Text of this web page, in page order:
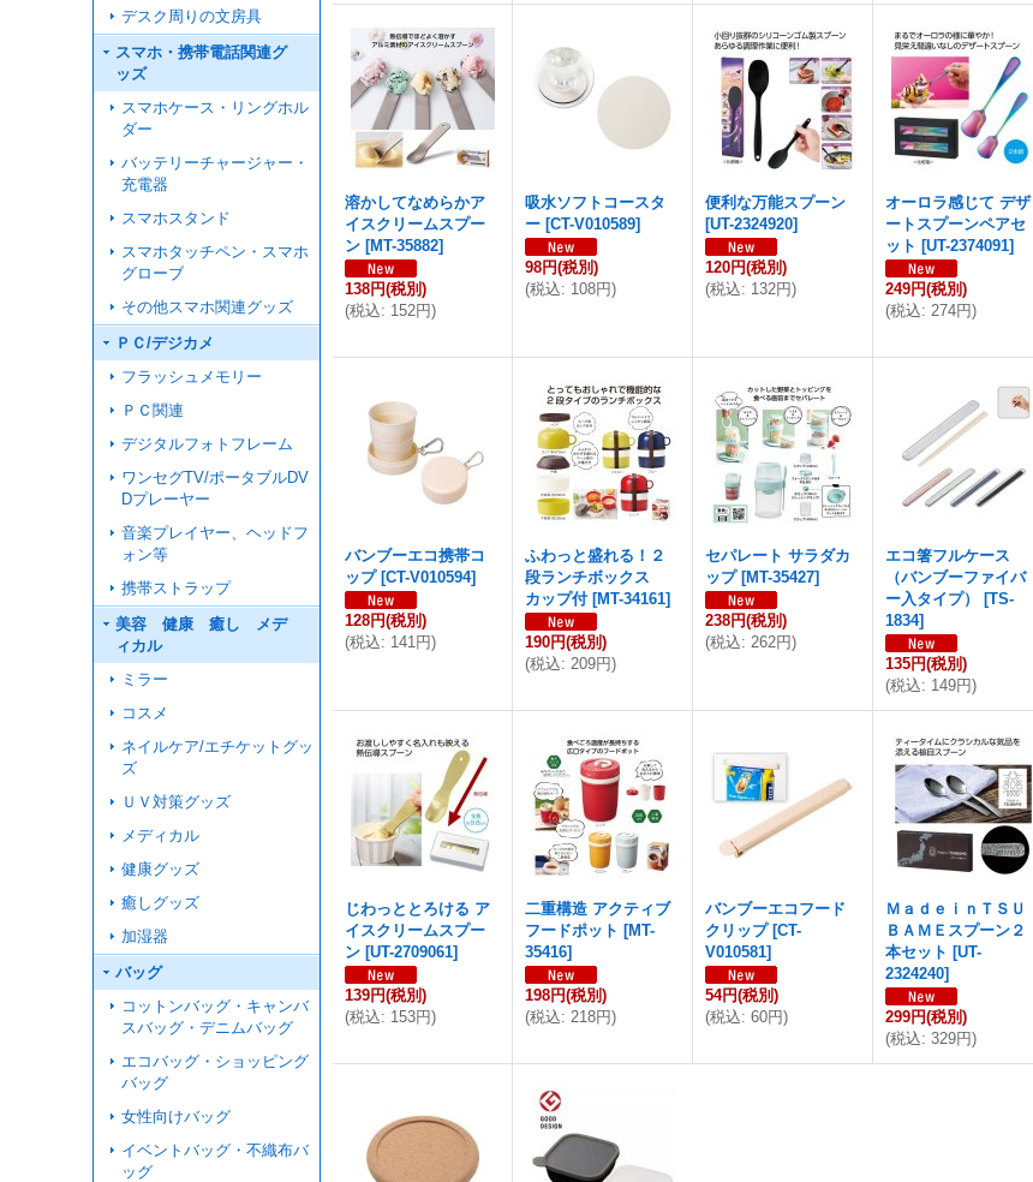
デスク周りの文房具
スマホ・携帯電話関連グ
ッズ
スマホケース・リングホル
ダー
バッテリーチャージャー・
充電器
スマホスタンド
スマホタッチペン・スマホ
グローブ
その他スマホ関連グッズ
ＰＣ/デジカメ
フラッシュメモリー
ＰＣ関連
デジタルフォトフレーム
ワンセグTV/ポータブルDV
Dプレーヤー
音楽プレイヤー、ヘッドフ
ォン等
携帯ストラップ
美容 健康 癒し メデ
ィカル
ミラー
コスメ
ネイルケア/エチケットグッ
ズ
ＵＶ対策グッズ
メディカル
健康グッズ
癒しグッズ
加湿器
バッグ
コットンバッグ・キャンバ
スバッグ・デニムバッグ
エコバッグ・ショッピング
バッグ
女性向けバッグ
イベントバッグ・不織布バ
ッグ
溶かしてなめらかア
イスクリームスプー
ン [MT-35882]
138円(税別)
(税込: 152円)
吸水ソフトコースタ
ー [CT-V010589]
98円(税別)
(税込: 108円)
便利な万能スプーン
[UT-2324920]
120円(税別)
(税込: 132円)
オーロラ感じて デザ
ートスプーンペアセ
ット [UT-2374091]
249円(税別)
(税込: 274円)
バンブーエコ携帯コ
ップ [CT-V010594]
128円(税別)
(税込: 141円)
ふわっと盛れる！２
段ランチボックス
カップ付 [MT-34161]
190円(税別)
(税込: 209円)
セパレート サラダカ
ップ [MT-35427]
238円(税別)
(税込: 262円)
エコ箸フルケース
（バンブーファイバ
ー入タイプ）
[TS-
1834]
135円(税別)
(税込: 149円)
じわっととろける ア
イスクリームスプー
ン [UT-2709061]
139円(税別)
(税込: 153円)
二重構造 アクティブ
フードポット [MT-
35416]
198円(税別)
(税込: 218円)
バンブーエコフード
クリップ [CT-
V010581]
54円(税別)
(税込: 60円)
ＭａｄｅｉｎＴＳＵ
ＢＡＭＥスプーン２
本セット [UT-
2324240]
299円(税別)
(税込: 329円)